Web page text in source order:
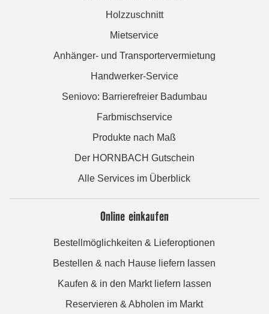
Holzzuschnitt
Mietservice
Anhänger- und Transportervermietung
Handwerker-Service
Seniovo: Barrierefreier Badumbau
Farbmischservice
Produkte nach Maß
Der HORNBACH Gutschein
Alle Services im Überblick
Online einkaufen
Bestellmöglichkeiten & Lieferoptionen
Bestellen & nach Hause liefern lassen
Kaufen & in den Markt liefern lassen
Reservieren & Abholen im Markt